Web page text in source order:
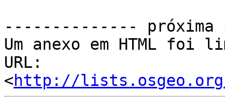
--------------
Um anexo em HTML foi
URL:
<http://lists.osgeo.org/